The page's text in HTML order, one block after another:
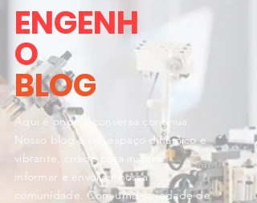
ENGENH
O
BLOG
Aqui é onde a conversa continua.
Nosso blog é um espaço dinâmico e
vibrante, criado para inspirar,
informar e envolver nossa
comunidade. Com uma variedade de